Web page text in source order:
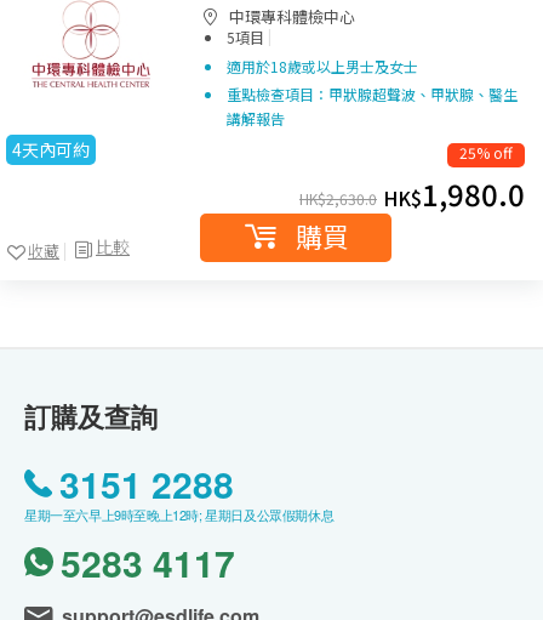
4天內可約
比較
收藏
中環專科體檢中心
5項目 |
適用於18歲或以上男士及女士
重點檢查項目：甲狀腺超聲波、甲狀腺、醫生
講解報告
25% off
HK$2,630.0 HK$1,980.0
購買
訂購及查詢
3151 2288
星期一至六早上9時至晚上12時; 星期日及公眾假期休息
5283 4117